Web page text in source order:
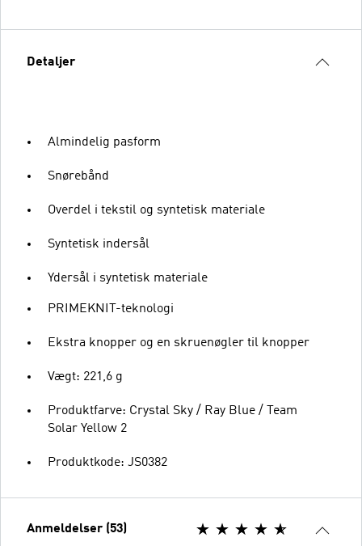
Detaljer
Almindelig pasform
Snørebånd
Overdel i tekstil og syntetisk materiale
Syntetisk indersål
Ydersål i syntetisk materiale
PRIMEKNIT-teknologi
Ekstra knopper og en skruenøgler til knopper
Vægt: 221,6 g
Produktfarve: Crystal Sky / Ray Blue / Team
Solar Yellow 2
Produktkode: JS0382
Anmeldelser (53)